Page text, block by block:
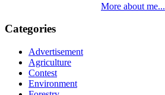
More about me...
Categories
Advertisement
Agriculture
Contest
Environment